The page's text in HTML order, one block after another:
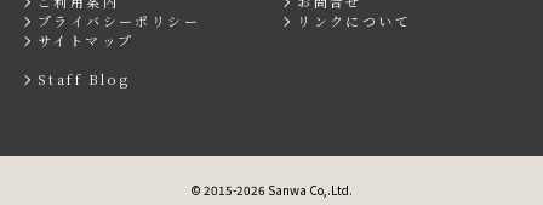
プライバシーポリシー
リンクについて
サイトマップ
Staff Blog
© 2015-2026 Sanwa Co,.Ltd.